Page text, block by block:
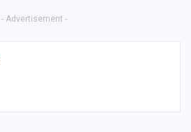
- Advertisement -